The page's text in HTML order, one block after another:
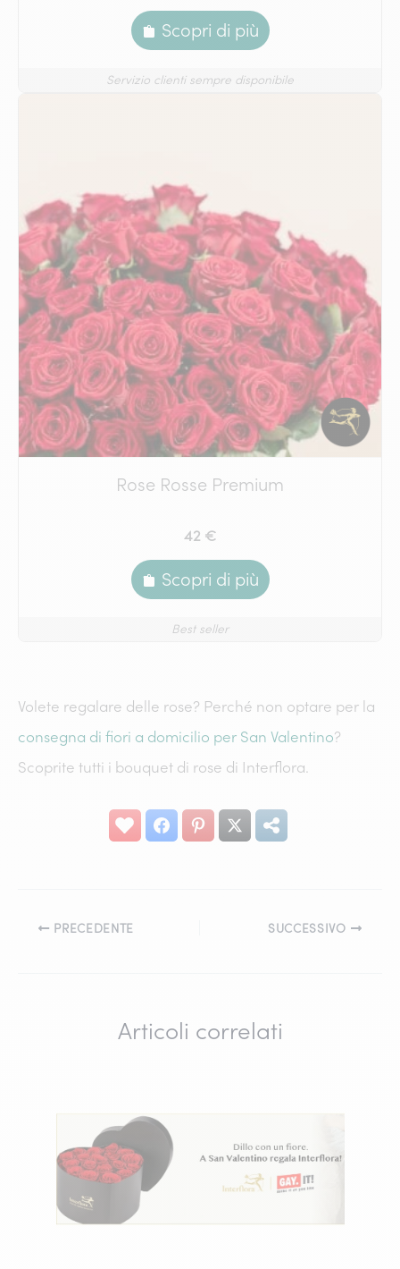
Scopri di più
Servizio clienti sempre disponibile
Rose Rosse Premium
42 €
Scopri di più
Best seller
Volete regalare delle rose? Perché non optare per la
consegna di fiori a domicilio per San Valentino?
Scoprite tutti i bouquet di rose di Interflora.
PRECEDENTE SUCCESSIVO
Articoli correlati